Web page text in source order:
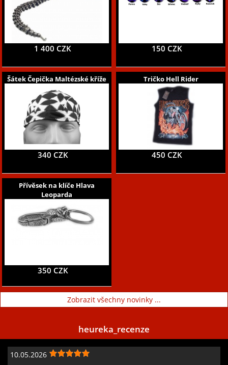
1 400 CZK 150 CZK
Šátek Čepička Maltézské kříže
340 CZK
Tričko Hell Rider
450 CZK
Přívěsek na klíče Hlava
Leoparda
350 CZK
Zobrazit všechny novinky ...
heureka_recenze
10.05.2026